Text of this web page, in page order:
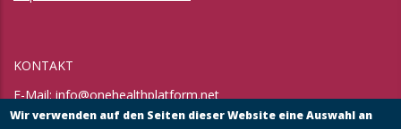
KONTAKT
E-Mail:info@onehealthplatform.net
Website: in Kürze
Wir verwenden auf den Seiten dieser Website eine Auswahl an